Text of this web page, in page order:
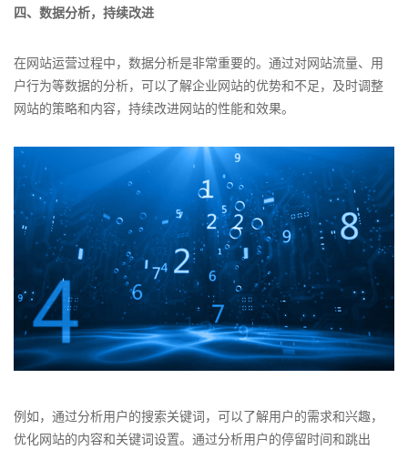
四、数据分析，持续改进
在网站运营过程中，数据分析是非常重要的。通过对网站流量、用
户行为等数据的分析，可以了解企业网站的优势和不足，及时调整
网站的策略和内容，持续改进网站的性能和效果。
例如，通过分析用户的搜索关键词，可以了解用户的需求和兴趣，
优化网站的内容和关键词设置。通过分析用户的停留时间和跳出